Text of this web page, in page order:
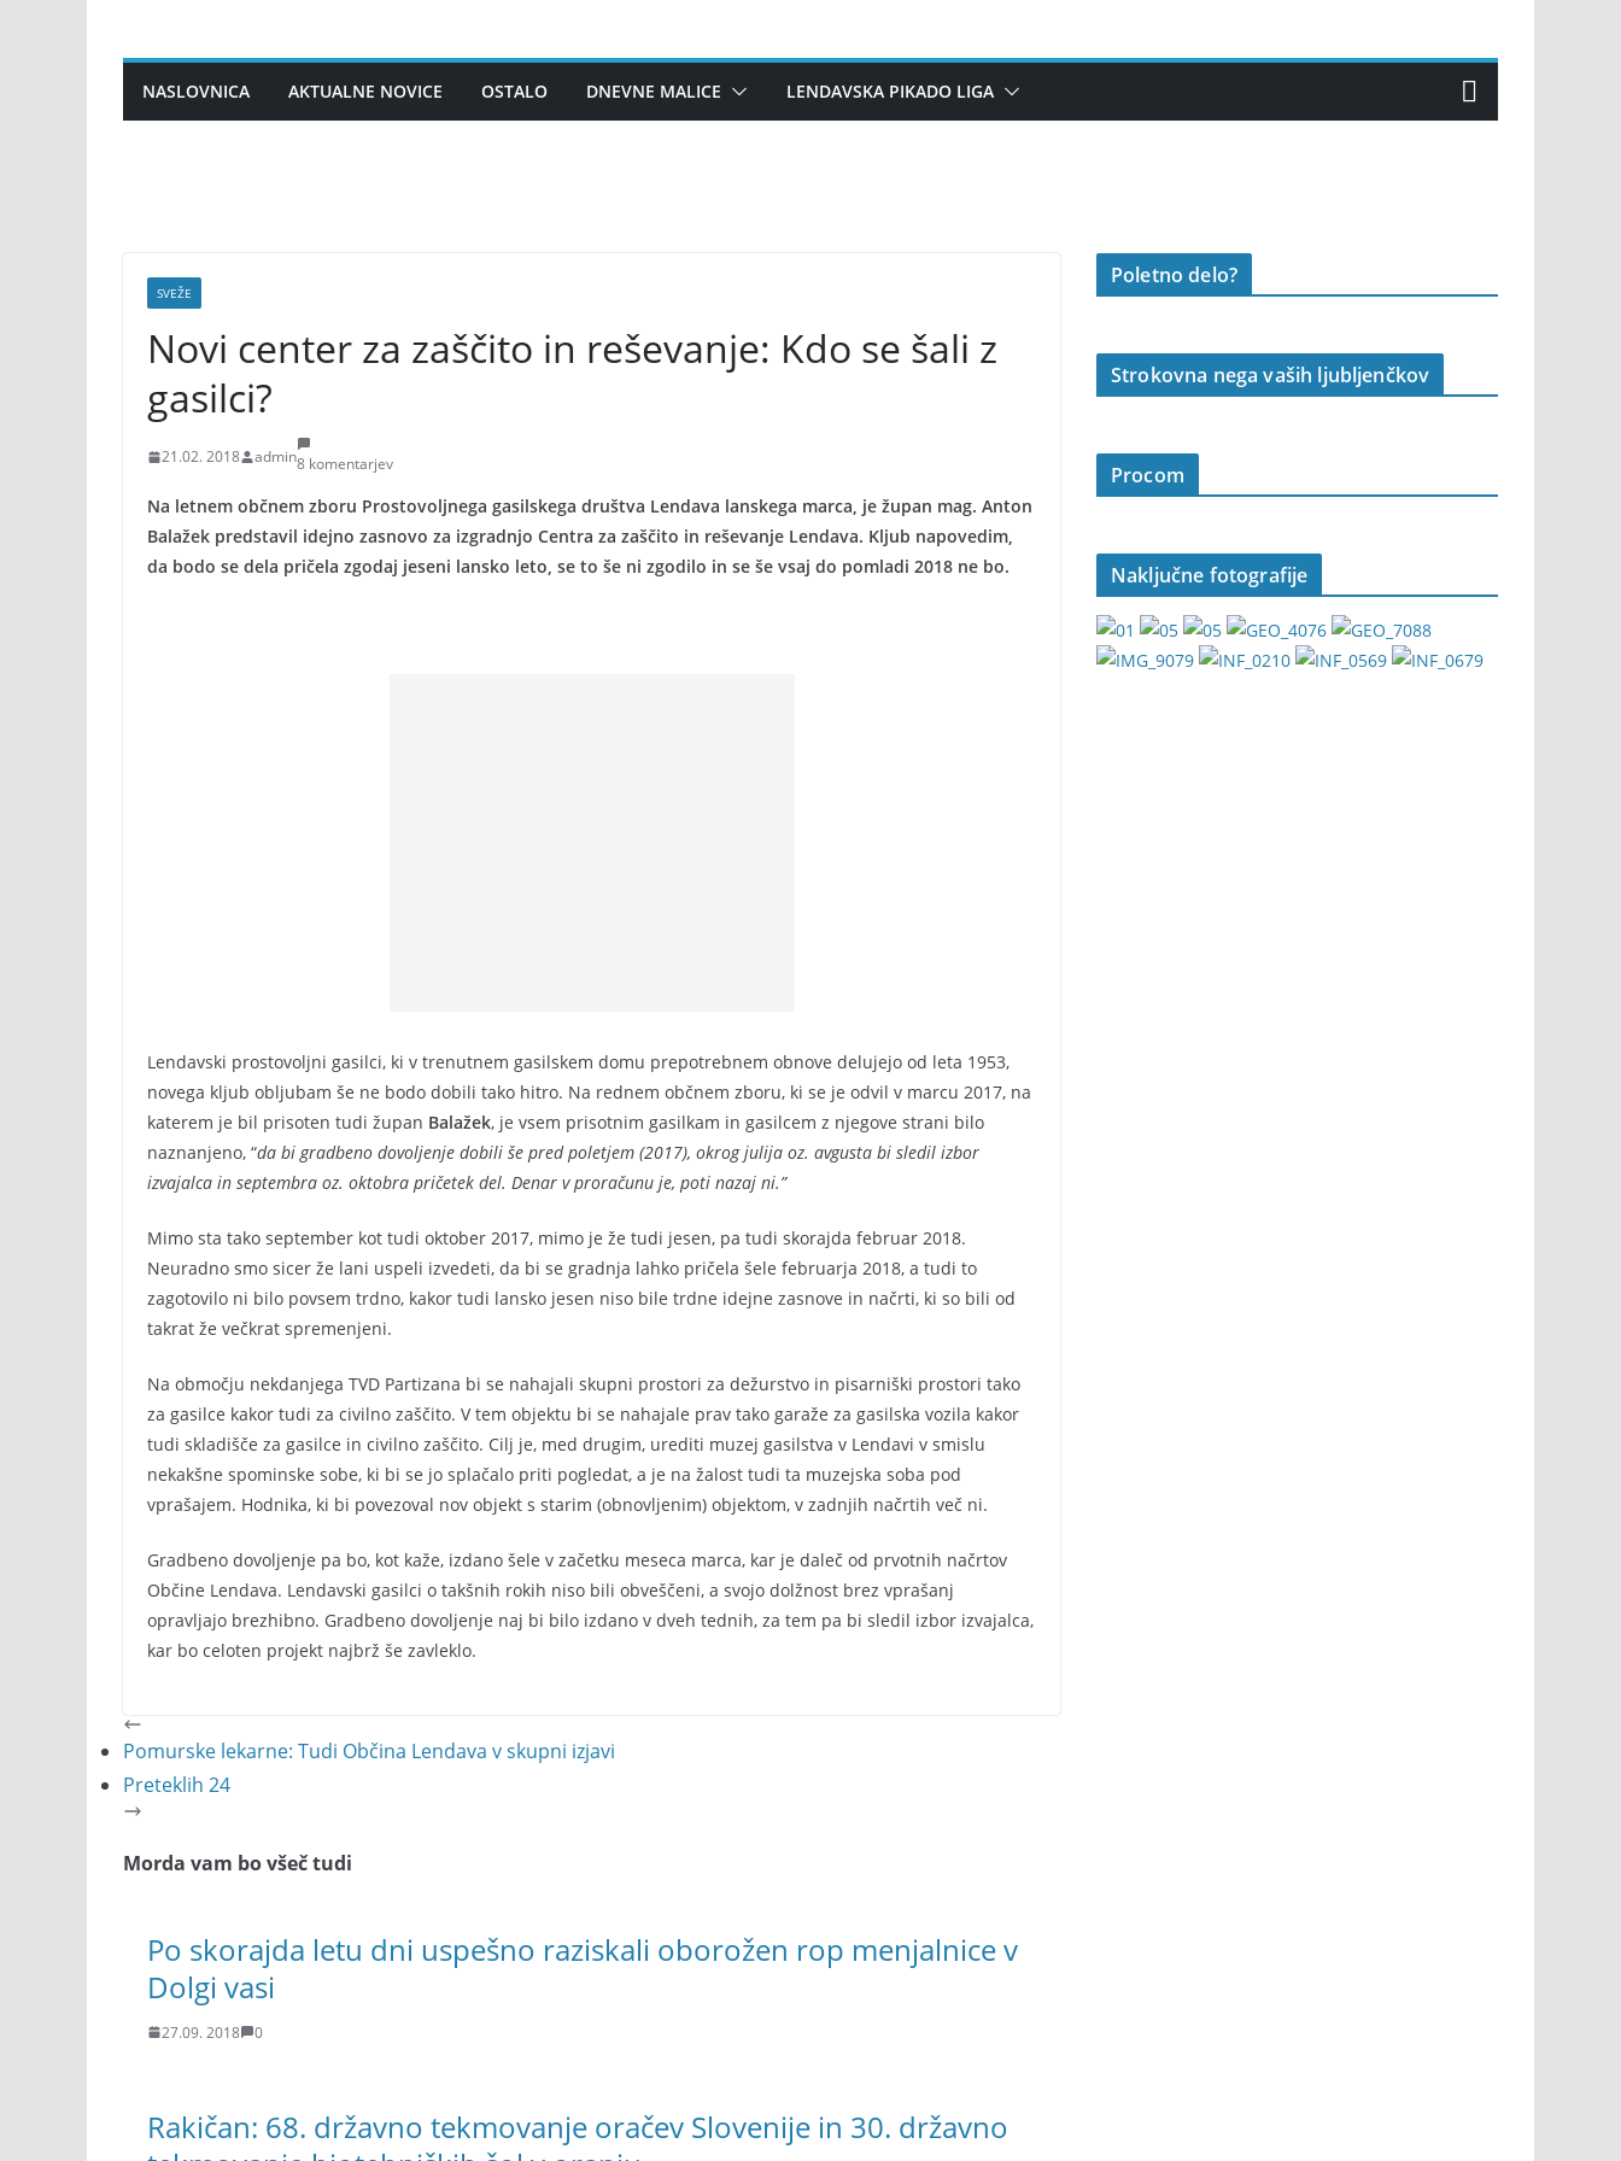
contentNASLOVNICA AKTUALNE NOVICE OSTALO DNEVNE MALICE LENDAVSKA PIKADO LIGA
SVEŽE
Novi center za zaščito in reševanje: Kdo se šali z
gasilci?
21.02. 2018 admin8 komentarjev
Na letnem občnem zboru Prostovoljnega gasilskega društva Lendava lanskega marca, je župan mag. Anton
Balažek predstavil idejno zasnovo za izgradnjo Centra za zaščito in reševanje Lendava. Kljub napovedim,
da bodo se dela pričela zgodaj jeseni lansko leto, se to še ni zgodilo in se še vsaj do pomladi 2018 ne bo.
Lendavski prostovoljni gasilci, ki v trenutnem gasilskem domu prepotrebnem obnove delujejo od leta 1953,
novega kljub obljubam še ne bodo dobili tako hitro. Na rednem občnem zboru, ki se je odvil v marcu 2017, na
katerem je bil prisoten tudi župan Balažek, je vsem prisotnim gasilkam in gasilcem z njegove strani bilo
naznanjeno, “da bi gradbeno dovoljenje dobili še pred poletjem (2017), okrog julija oz. avgusta bi sledil izbor
izvajalca in septembra oz. oktobra pričetek del. Denar v proračunu je, poti nazaj ni.”
Mimo sta tako september kot tudi oktober 2017, mimo je že tudi jesen, pa tudi skorajda februar 2018.
Neuradno smo sicer že lani uspeli izvedeti, da bi se gradnja lahko pričela šele februarja 2018, a tudi to
zagotovilo ni bilo povsem trdno, kakor tudi lansko jesen niso bile trdne idejne zasnove in načrti, ki so bili od
takrat že večkrat spremenjeni.
Na območju nekdanjega TVD Partizana bi se nahajali skupni prostori za dežurstvo in pisarniški prostori tako
za gasilce kakor tudi za civilno zaščito. V tem objektu bi se nahajale prav tako garaže za gasilska vozila kakor
tudi skladišče za gasilce in civilno zaščito. Cilj je, med drugim, urediti muzej gasilstva v Lendavi v smislu
nekakšne spominske sobe, ki bi se jo splačalo priti pogledat, a je na žalost tudi ta muzejska soba pod
vprašajem. Hodnika, ki bi povezoval nov objekt s starim (obnovljenim) objektom, v zadnjih načrtih več ni.
Gradbeno dovoljenje pa bo, kot kaže, izdano šele v začetku meseca marca, kar je daleč od prvotnih načrtov
Občine Lendava. Lendavski gasilci o takšnih rokih niso bili obveščeni, a svojo dolžnost brez vprašanj
opravljajo brezhibno. Gradbeno dovoljenje naj bi bilo izdano v dveh tednih, za tem pa bi sledil izbor izvajalca,
kar bo celoten projekt najbrž še zavleklo.
Pomurske lekarne: Tudi Občina Lendava v skupni izjavi
Preteklih 24
Morda vam bo všeč tudi
Po skorajda letu dni uspešno raziskali oborožen rop menjalnice v
Dolgi vasi
27.09. 2018 0
Rakičan: 68. državno tekmovanje oračev Slovenije in 30. državno
Poletno delo?
Strokovna nega vaših ljubljenčkov
Procom
Naključne fotografije